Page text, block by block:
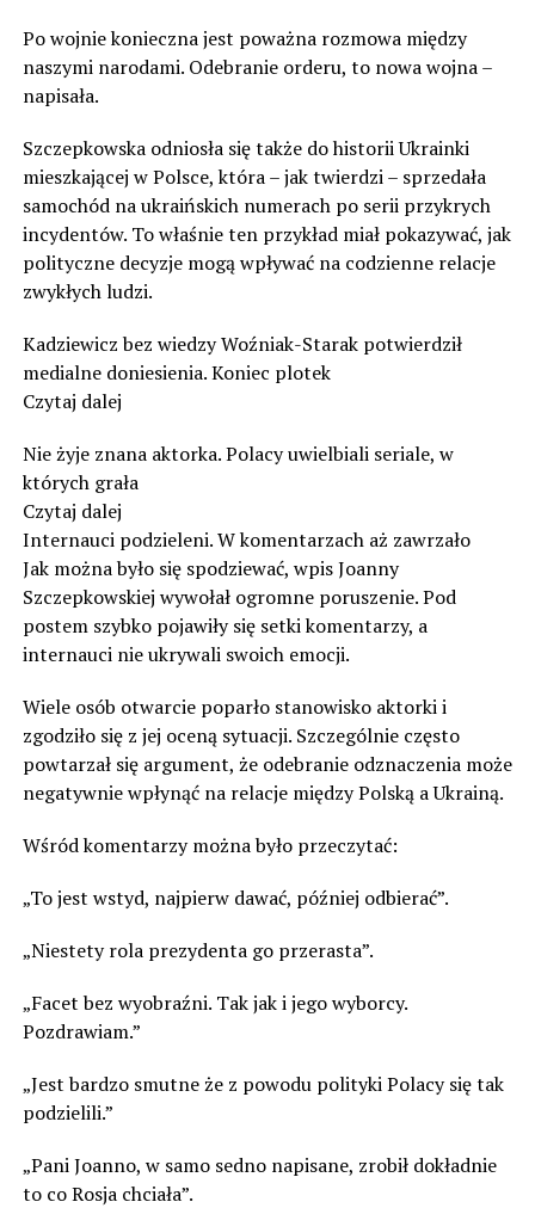
Po wojnie konieczna jest poważna rozmowa między
naszymi narodami. Odebranie orderu, to nowa wojna –
napisała.
Szczepkowska odniosła się także do historii Ukrainki
mieszkającej w Polsce, która – jak twierdzi – sprzedała
samochód na ukraińskich numerach po serii przykrych
incydentów. To właśnie ten przykład miał pokazywać, jak
polityczne decyzje mogą wpływać na codzienne relacje
zwykłych ludzi.
Kadziewicz bez wiedzy Woźniak-Starak potwierdził
medialne doniesienia. Koniec plotek
Czytaj dalej
Nie żyje znana aktorka. Polacy uwielbiali seriale, w
których grała
Czytaj dalej
Internauci podzieleni. W komentarzach aż zawrzało
Jak można było się spodziewać, wpis Joanny
Szczepkowskiej wywołał ogromne poruszenie. Pod
postem szybko pojawiły się setki komentarzy, a
internauci nie ukrywali swoich emocji.
Wiele osób otwarcie poparło stanowisko aktorki i
zgodziło się z jej oceną sytuacji. Szczególnie często
powtarzał się argument, że odebranie odznaczenia może
negatywnie wpłynąć na relacje między Polską a Ukrainą.
Wśród komentarzy można było przeczytać:
„To jest wstyd, najpierw dawać, później odbierać”.
„Niestety rola prezydenta go przerasta”.
„Facet bez wyobraźni. Tak jak i jego wyborcy.
Pozdrawiam.”
„Jest bardzo smutne że z powodu polityki Polacy się tak
podzielili.”
„Pani Joanno, w samo sedno napisane, zrobił dokładnie
to co Rosja chciała”.